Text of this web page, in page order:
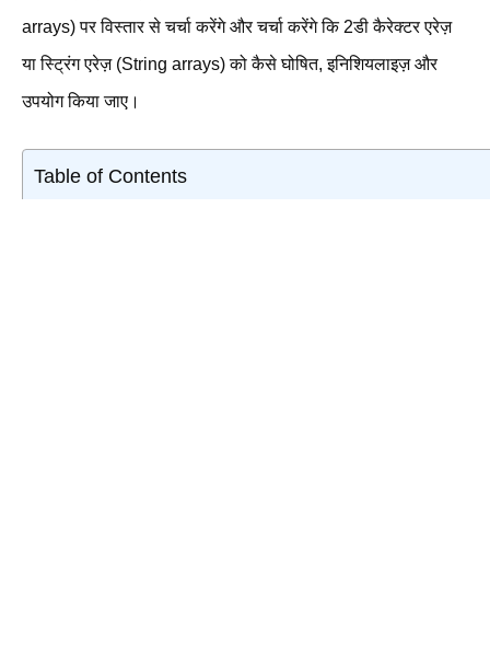
arrays) पर विस्तार से चर्चा करेंगे और चर्चा करेंगे कि 2डी कैरेक्टर एरेज़
या स्ट्रिंग एरेज़ (String arrays) को कैसे घोषित, इनिशियलाइज़ और
उपयोग किया जाए।
Table of Contents